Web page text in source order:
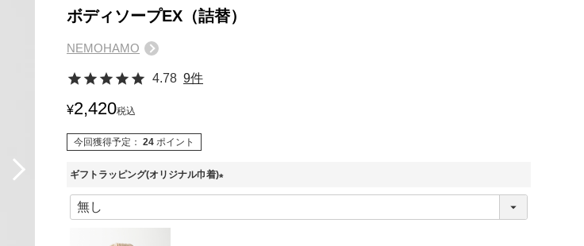
ボディソープEX（詰替）
NEMOHAMO
4.78 9件
¥2,420税込
今回獲得予定： 24 ポイント
ギフトラッピング(オリジナル巾着)
(